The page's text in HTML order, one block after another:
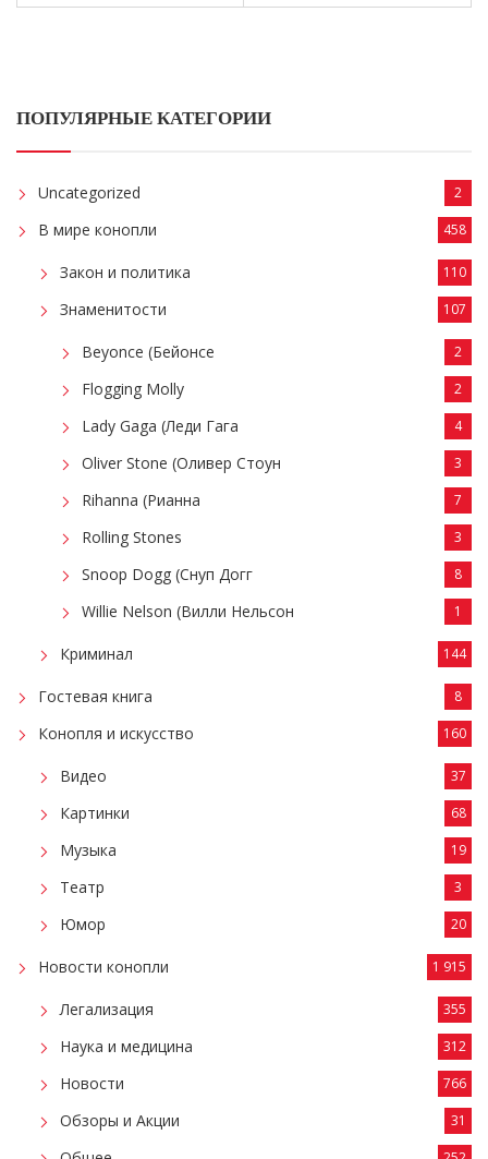
ПОПУЛЯРНЫЕ КАТЕГОРИИ
Uncategorized 2
В мире конопли 458
Закон и политика 110
Знаменитости 107
Beyonce (Бейонсе 2
Flogging Molly 2
Lady Gaga (Леди Гага 4
Oliver Stone (Оливер Стоун 3
Rihanna (Рианна 7
Rolling Stones 3
Snoop Dogg (Снуп Догг 8
Willie Nelson (Вилли Нельсон 1
Криминал 144
Гостевая книга 8
Конопля и искусство 160
Видео 37
Картинки 68
Музыка 19
Театр 3
Юмор 20
Новости конопли 1 915
Легализация 355
Наука и медицина 312
Новости 766
Обзоры и Акции 31